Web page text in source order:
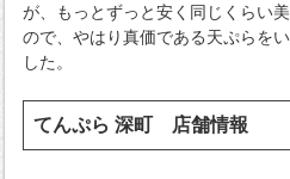
が、もっとずっと安く同じくらい
ので、やはり真価である天ぷらを
した。
てんぷら 深町 店舗情報